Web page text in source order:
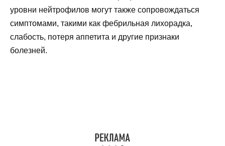
уровни нейтрофилов могут также сопровождаться
симптомами, такими как фебрильная лихорадка,
слабость, потеря аппетита и другие признаки
болезней.